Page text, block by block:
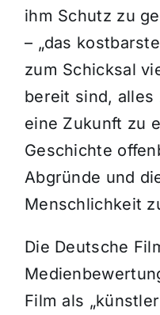
ihm Schutz zu
– „das
zum Schicksal
bereit sind, alles
eine Zukunft zu
Geschichte
Abgründe und
Menschlichkeit
Die Deutsche
Film als